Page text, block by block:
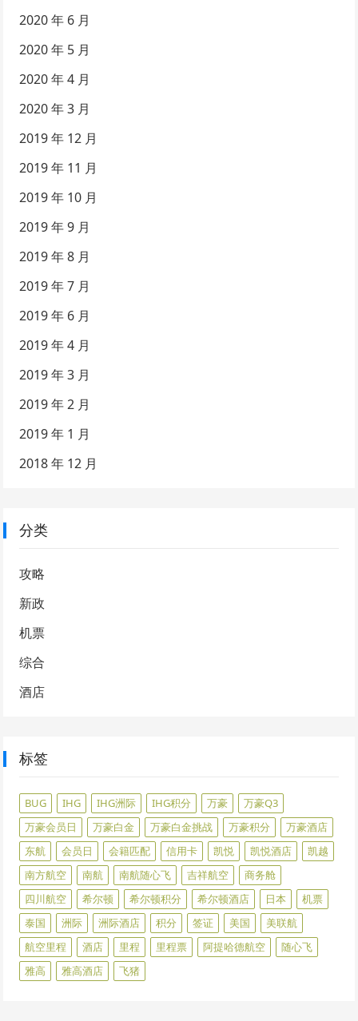
2020 年 6 月
2020 年 5 月
2020 年 4 月
2020 年 3 月
2019 年 12 月
2019 年 11 月
2019 年 10 月
2019 年 9 月
2019 年 8 月
2019 年 7 月
2019 年 6 月
2019 年 4 月
2019 年 3 月
2019 年 2 月
2019 年 1 月
2018 年 12 月
分类
攻略
新政
机票
综合
酒店
标签
BUG IHG IHG洲际 IHG积分 万豪
万豪Q3
万豪会员日
万豪白金 万豪白金挑战 万豪积分
万豪酒店
东航
会员日 会籍匹配 信用卡 凯悦 凯悦酒店
凯越
南方航空
南航 南航随心飞 吉祥航空
商务舱
四川航空
希尔顿 希尔顿积分 希尔顿酒店 日本
机票
泰国
洲际 洲际酒店 积分 签证 美国
美联航
航空里程
酒店 里程 里程票 阿提哈德航空
随心飞
雅高
雅高酒店 飞猪